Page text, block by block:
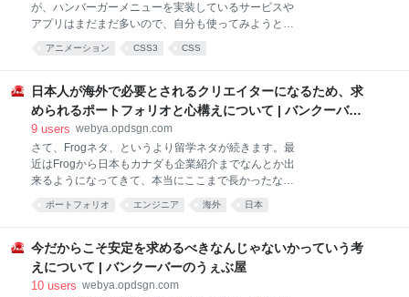
が、ハンバーガーメニューを実装しているサービスや
アプリはまだまだ多いので、自分も使ってみようとい
介。アニメーションの勉強的に見てみるのも良いかと
思いますので、是非ご覧くださいー。 Hamburgers by
Jonathan Suh ページ無いのUsageより使い方は説明
が嬉しいですね。モジュールとして必要な物をチョイ
スして実装することも可能でしょうし、細かなカスタ
マイズも用意に行えそうです。 対応ブラウザとして
は、IE9以前と、Opera Mini系はサポートされていませ
アニメーション CSS3 CSS
日本人が海外で必要とされるクリエイターになるため、求
められるポートフォリオと心構えについて | バンクーバー
のうぇぶ屋
9 users webya.opdsgn.com
さて、Frogネタ、というより留学ネタが続きます。最
近はFrogから日本もカナダも企業紹介までなんとか出
来るようになってきて、本当にここまで長かったな
と、僕は大して頑張って無いけど尽力してくれた仲間
の顔を思い浮かべるととにかく涙浮かべるレベルで嬉
りとか、『こういう人なら受かるのか』とか、そうい
うのが少しづつ、過去4年に渡って四苦八苦したり、
四苦八苦してきた人達のそばにいながら知った事なん
ポートフォリオ エンジニア 海外 日本
今だからこそ安定を求めるべきなんじゃないかっていう考
えについて | バンクーバーのうぇぶ屋
10 users webya.opdsgn.com